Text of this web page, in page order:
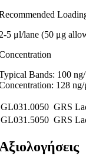
5 μl/lane (50 μg
Bands: 100
128
GL031.0050 GRS
GL031.5050 GRS